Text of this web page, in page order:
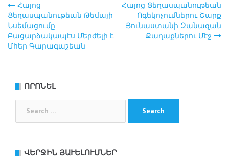
Post
navigation
Հայոց
Ցեղասպանութեան Թեմայի
Նսեմացումը
Բացարձակապէս Մերժելի է.
Մհեր Գարագաշեան
Հա­յոց Ցե­ղաս­պա­նու­թեան
Ո­գե­կոչումներու Շարք
Յունաստանի Զանազան
Քաղաքներու Մէջ
ՈՐՈՆԵԼ
ՎԵՐՋԻՆ ՅԱՒԵԼՈՒՄՆԵՐ